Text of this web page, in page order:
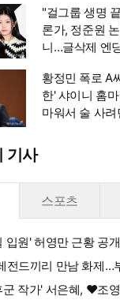
"걸그룹 생명
론가, 정준원
니…글삭제 엔
황정민 폭로 A
한' 샤이니 홈
마워서 술 사려
기사
스포츠
입원' 허영만 근황 공
중" [엑's 이슈]
전드끼리 만남 화제…
'반전'
군 작가' 서은혜, ♥조